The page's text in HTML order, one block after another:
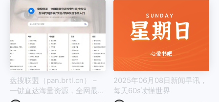
盘搜联盟（pan.brtl.cn） –
一键直达海量资源，全网最强
2025年06月08日新闻早讯，
每天60s读懂世界